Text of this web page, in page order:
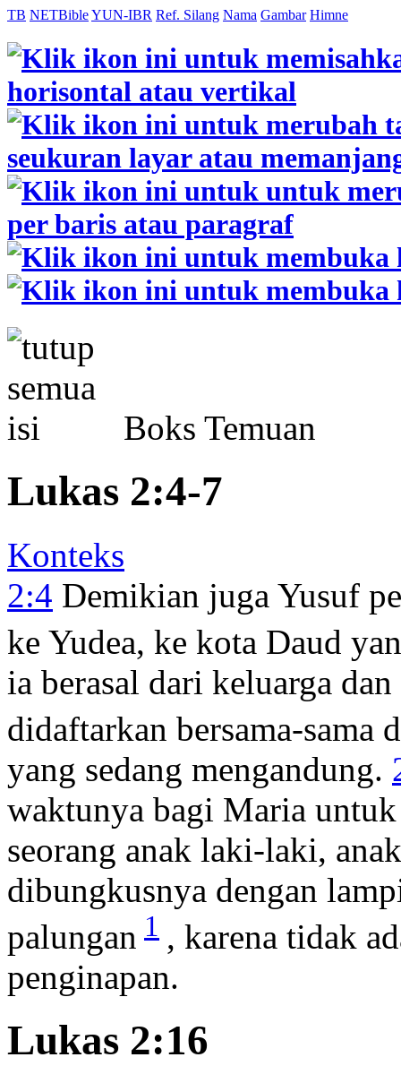
TB NETBibleYUN-IBR Ref. Silang Nama Gambar Himne
Boks Temuan
Lukas 2:4-7
Konteks
2:4 Demikian juga Yusuf
ke Yudea, ke kota Daud
ia berasal dari keluarga
didaftarkan bersama-sama
yang sedang mengandung.
waktunya bagi Maria
seorang anak laki-laki,
dibungkusnya dengan
palungan 1 , karena tidak
penginapan.
Lukas 2:16